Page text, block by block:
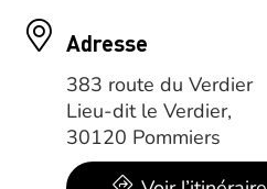
Adresse
383 route du Verdier
Lieu-dit le Verdier,
30120 Pommiers